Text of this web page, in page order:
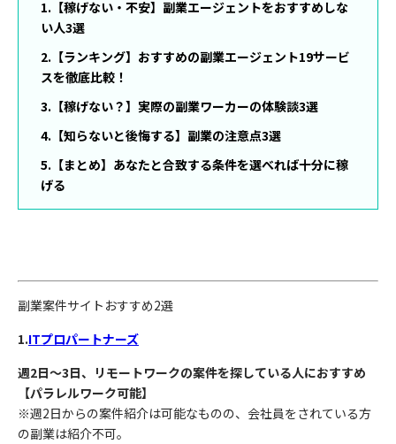
1.【稼げない・不安】副業エージェントをおすすめしな
い人3選
2.【ランキング】おすすめの副業エージェント19サービ
スを徹底比較！
3.【稼げない？】実際の副業ワーカーの体験談3選
4.【知らないと後悔する】副業の注意点3選
5.【まとめ】あなたと合致する条件を選べれば十分に稼
げる
副業案件サイトおすすめ2選
1.ITプロパートナーズ
週2日〜3日、リモートワークの案件を探している人におすすめ
【パラレルワーク可能】
※週2日からの案件紹介は可能なものの、会社員をされている方
の副業は紹介不可。